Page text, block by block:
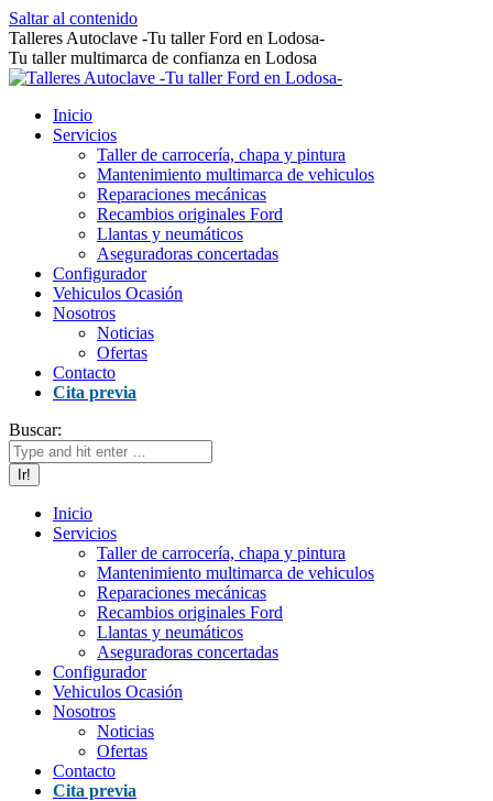
Saltar al contenido
Talleres Autoclave -Tu taller Ford en Lodosa-
Tu taller multimarca de confianza en Lodosa
Inicio
Servicios
Taller de carrocería, chapa y pintura
Mantenimiento multimarca de vehiculos
Reparaciones mecánicas
Recambios originales Ford
Llantas y neumáticos
Aseguradoras concertadas
Configurador
Vehiculos Ocasión
Nosotros
Noticias
Ofertas
Contacto
Cita previa
Buscar:
Inicio
Servicios
Taller de carrocería, chapa y pintura
Mantenimiento multimarca de vehiculos
Reparaciones mecánicas
Recambios originales Ford
Llantas y neumáticos
Aseguradoras concertadas
Configurador
Vehiculos Ocasión
Nosotros
Noticias
Ofertas
Contacto
Cita previa